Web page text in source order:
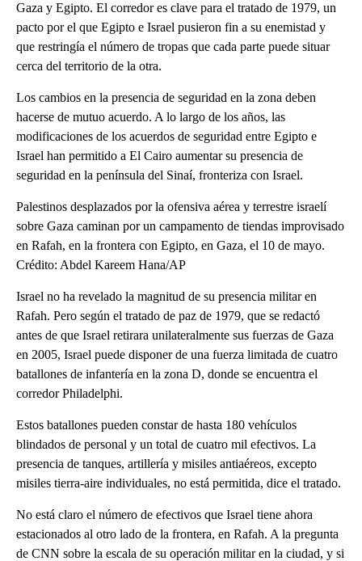
Gaza y Egipto. El corredor es clave para el tratado de 1979, un
pacto por el que Egipto e Israel pusieron fin a su enemistad y
que restringía el número de tropas que cada parte puede situar
cerca del territorio de la otra.
Los cambios en la presencia de seguridad en la zona deben
hacerse de mutuo acuerdo. A lo largo de los años, las
modificaciones de los acuerdos de seguridad entre Egipto e
Israel han permitido a El Cairo aumentar su presencia de
seguridad en la península del Sinaí, fronteriza con Israel.
Palestinos desplazados por la ofensiva aérea y terrestre israelí
sobre Gaza caminan por un campamento de tiendas improvisado
en Rafah, en la frontera con Egipto, en Gaza, el 10 de mayo.
Crédito: Abdel Kareem Hana/AP
Israel no ha revelado la magnitud de su presencia militar en
Rafah. Pero según el tratado de paz de 1979, que se redactó
antes de que Israel retirara unilateralmente sus fuerzas de Gaza
en 2005, Israel puede disponer de una fuerza limitada de cuatro
batallones de infantería en la zona D, donde se encuentra el
corredor Philadelphi.
Estos batallones pueden constar de hasta 180 vehículos
blindados de personal y un total de cuatro mil efectivos. La
presencia de tanques, artillería y misiles antiaéreos, excepto
misiles tierra-aire individuales, no está permitida, dice el tratado.
No está claro el número de efectivos que Israel tiene ahora
estacionados al otro lado de la frontera, en Rafah. A la pregunta
de CNN sobre la escala de su operación militar en la ciudad, y si